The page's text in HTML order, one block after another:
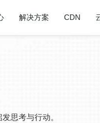
解决方案 CDN
思考与行动。